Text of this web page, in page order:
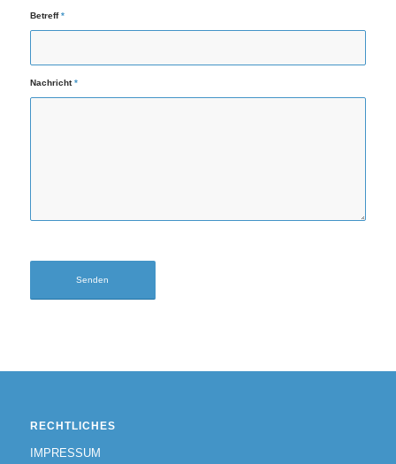
Betreff*
Nachricht*
RECHTLICHES
IMPRESSUM